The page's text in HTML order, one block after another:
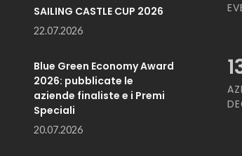
SAILING CASTLE CUP 2026
22.07.2026
Blue Green Economy Award
2026: pubblicate le
aziende finaliste e i Premi
Speciali
20.07.2026